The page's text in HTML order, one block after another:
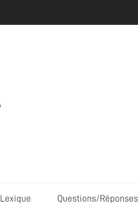
Lexique Questions/Réponses